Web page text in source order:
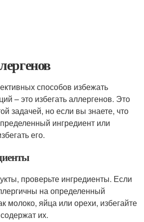
способов избежать
– это избегать аллергенов. Это
задачей, но если вы знаете, что
ингредиент или
его.
проверьте ингредиенты. Если
на определенный
молоко, яйца или орехи, избегайте
их.